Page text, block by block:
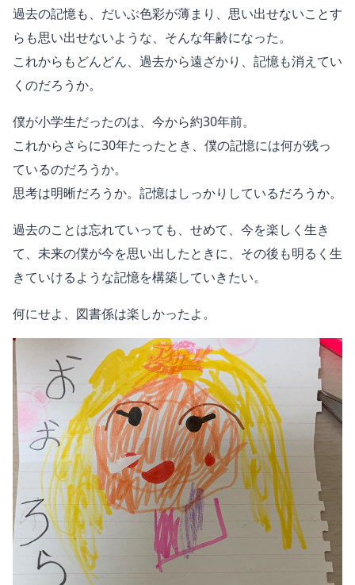
過去の記憶も、だいぶ色彩が薄まり、思い出せないことす
らも思い出せないような、そんな年齢になった。
これからもどんどん、過去から遠ざかり、記憶も消えてい
くのだろうか。
僕が小学生だったのは、今から約30年前。
これからさらに30年たったとき、僕の記憶には何が残っ
ているのだろうか。
思考は明晰だろうか。記憶はしっかりしているだろうか。
過去のことは忘れていっても、せめて、今を楽しく生き
て、未来の僕が今を思い出したときに、その後も明るく生
きていけるような記憶を構築していきたい。
何にせよ、図書係は楽しかったよ。